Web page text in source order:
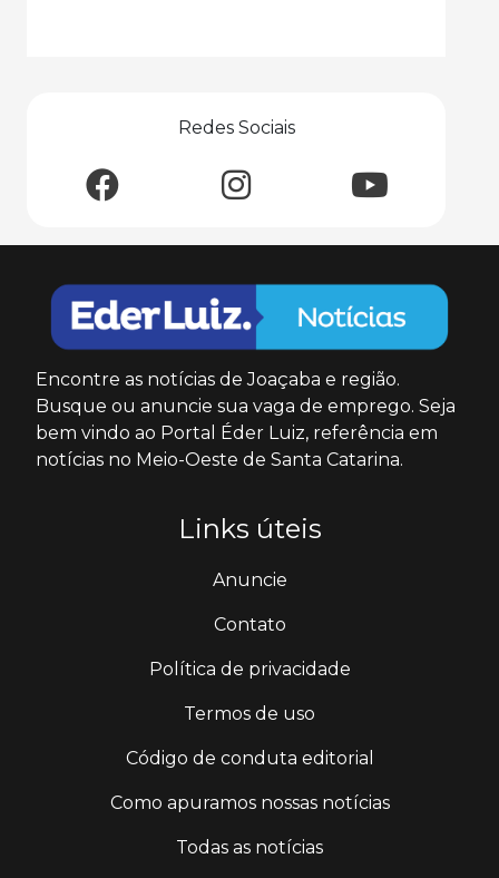
Redes Sociais
Encontre as notícias de Joaçaba e região.
Busque ou anuncie sua vaga de emprego. Seja
bem vindo ao Portal Éder Luiz, referência em
notícias no Meio-Oeste de Santa Catarina.
Links úteis
Anuncie
Contato
Política de privacidade
Termos de uso
Código de conduta editorial
Como apuramos nossas notícias
Todas as notícias